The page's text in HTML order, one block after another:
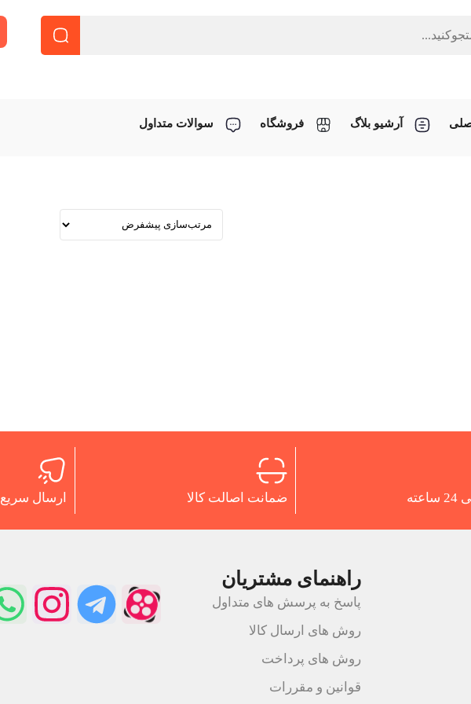
آرشیو بلاگ فروشگاه سوالات متداول
ضمانت اصالت کالا ارسال سریع
راهنمای مشتریان
پاسخ به پرسش های متداول
روش های ارسال کالا
روش های پرداخت
قوانین و مقررات